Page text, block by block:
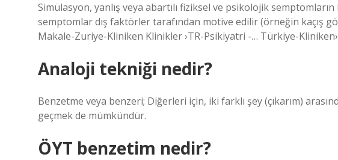
Simülasyon, yanlış veya abartılı fiziksel ve psikolojik
semptomlar dış faktörler tarafından motive edilir (örneğin kaçış
Makale-Zuriye-Kliniken Klinikler ›TR-Psikiyatri -… Türkiye-
Analoji tekniği nedir?
Benzetme veya benzeri; Diğerleri için, iki farklı şey (çıkarım)
geçmek de mümkündür.
ÖYT benzetim nedir?